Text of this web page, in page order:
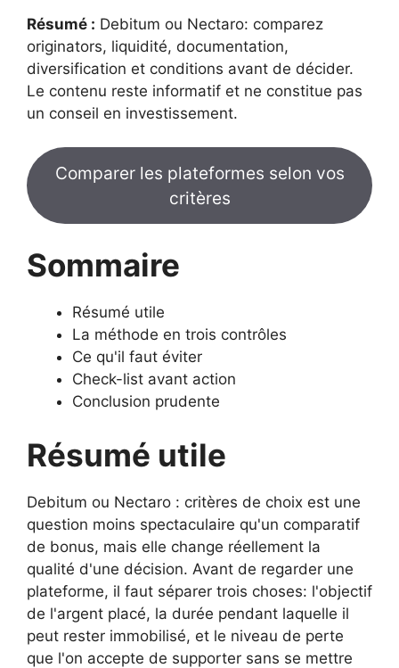
Résumé : Debitum ou Nectaro: comparez
originators, liquidité, documentation,
diversification et conditions avant de décider.
Le contenu reste informatif et ne constitue pas
un conseil en investissement.
Comparer les plateformes selon vos
critères
Sommaire
Résumé utile
La méthode en trois contrôles
Ce qu'il faut éviter
Check-list avant action
Conclusion prudente
Résumé utile
Debitum ou Nectaro : critères de choix est une
question moins spectaculaire qu'un comparatif
de bonus, mais elle change réellement la
qualité d'une décision. Avant de regarder une
plateforme, il faut séparer trois choses: l'objectif
de l'argent placé, la durée pendant laquelle il
peut rester immobilisé, et le niveau de perte
que l'on accepte de supporter sans se mettre